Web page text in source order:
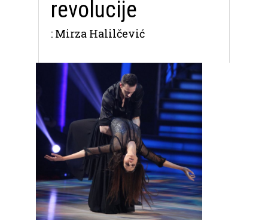
revolucije
: Mirza Halilčević